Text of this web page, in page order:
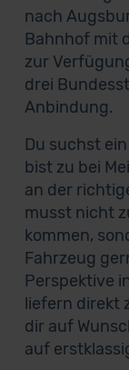
nach
Bahnhof mit
zur
drei
Anbindung.
Du suchst
bist zu bei
an der
musst nicht
kommen,
Fahrzeug
Perspektive
liefern direkt
dir auf
auf